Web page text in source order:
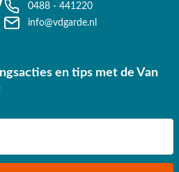
0488 - 441220
info@vdgarde.nl
en tips met de Van